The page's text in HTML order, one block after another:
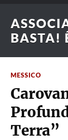
BASTA!
MESSICO
Terra”